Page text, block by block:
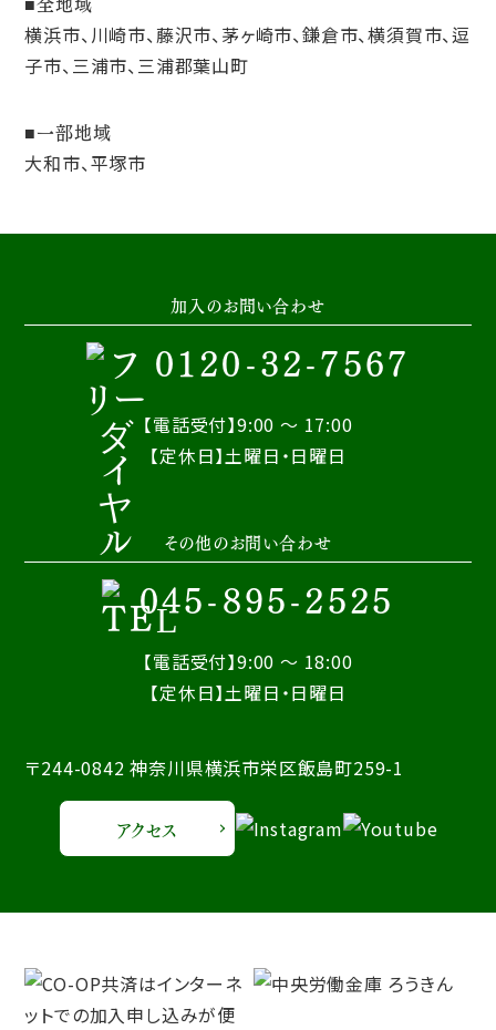
横浜市、川崎市、藤沢市、茅ヶ崎市、鎌倉市、横須賀市、逗
子市、三浦市、三浦郡葉山町
一部地域
大和市、平塚市
加入のお問い合わせ
0120-32-7567
【電話受付】9:00 ～ 17:00
【定休日】土曜日・日曜日
その他のお問い合わせ
045-895-2525
【電話受付】9:00 ～ 18:00
【定休日】土曜日・日曜日
〒244-0842 神奈川県横浜市栄区飯島町259-1
アクセス